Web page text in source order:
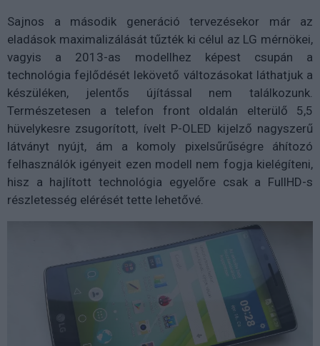
Sajnos a második generáció tervezésekor már az
eladások maximalizálását tűzték ki célul az LG mérnökei,
vagyis a 2013-as modellhez képest csupán a
technológia fejlődését lekövető változásokat láthatjuk a
készüléken, jelentős újítással nem találkozunk.
Természetesen a telefon front oldalán elterülő 5,5
hüvelykesre zsugorított, ívelt P-OLED kijelző nagyszerű
látványt nyújt, ám a komoly pixelsűrűségre áhítozó
felhasználók igényeit ezen modell nem fogja kielégíteni,
hisz a hajlított technológia egyelőre csak a FullHD-s
részletesség elérését tette lehetővé.